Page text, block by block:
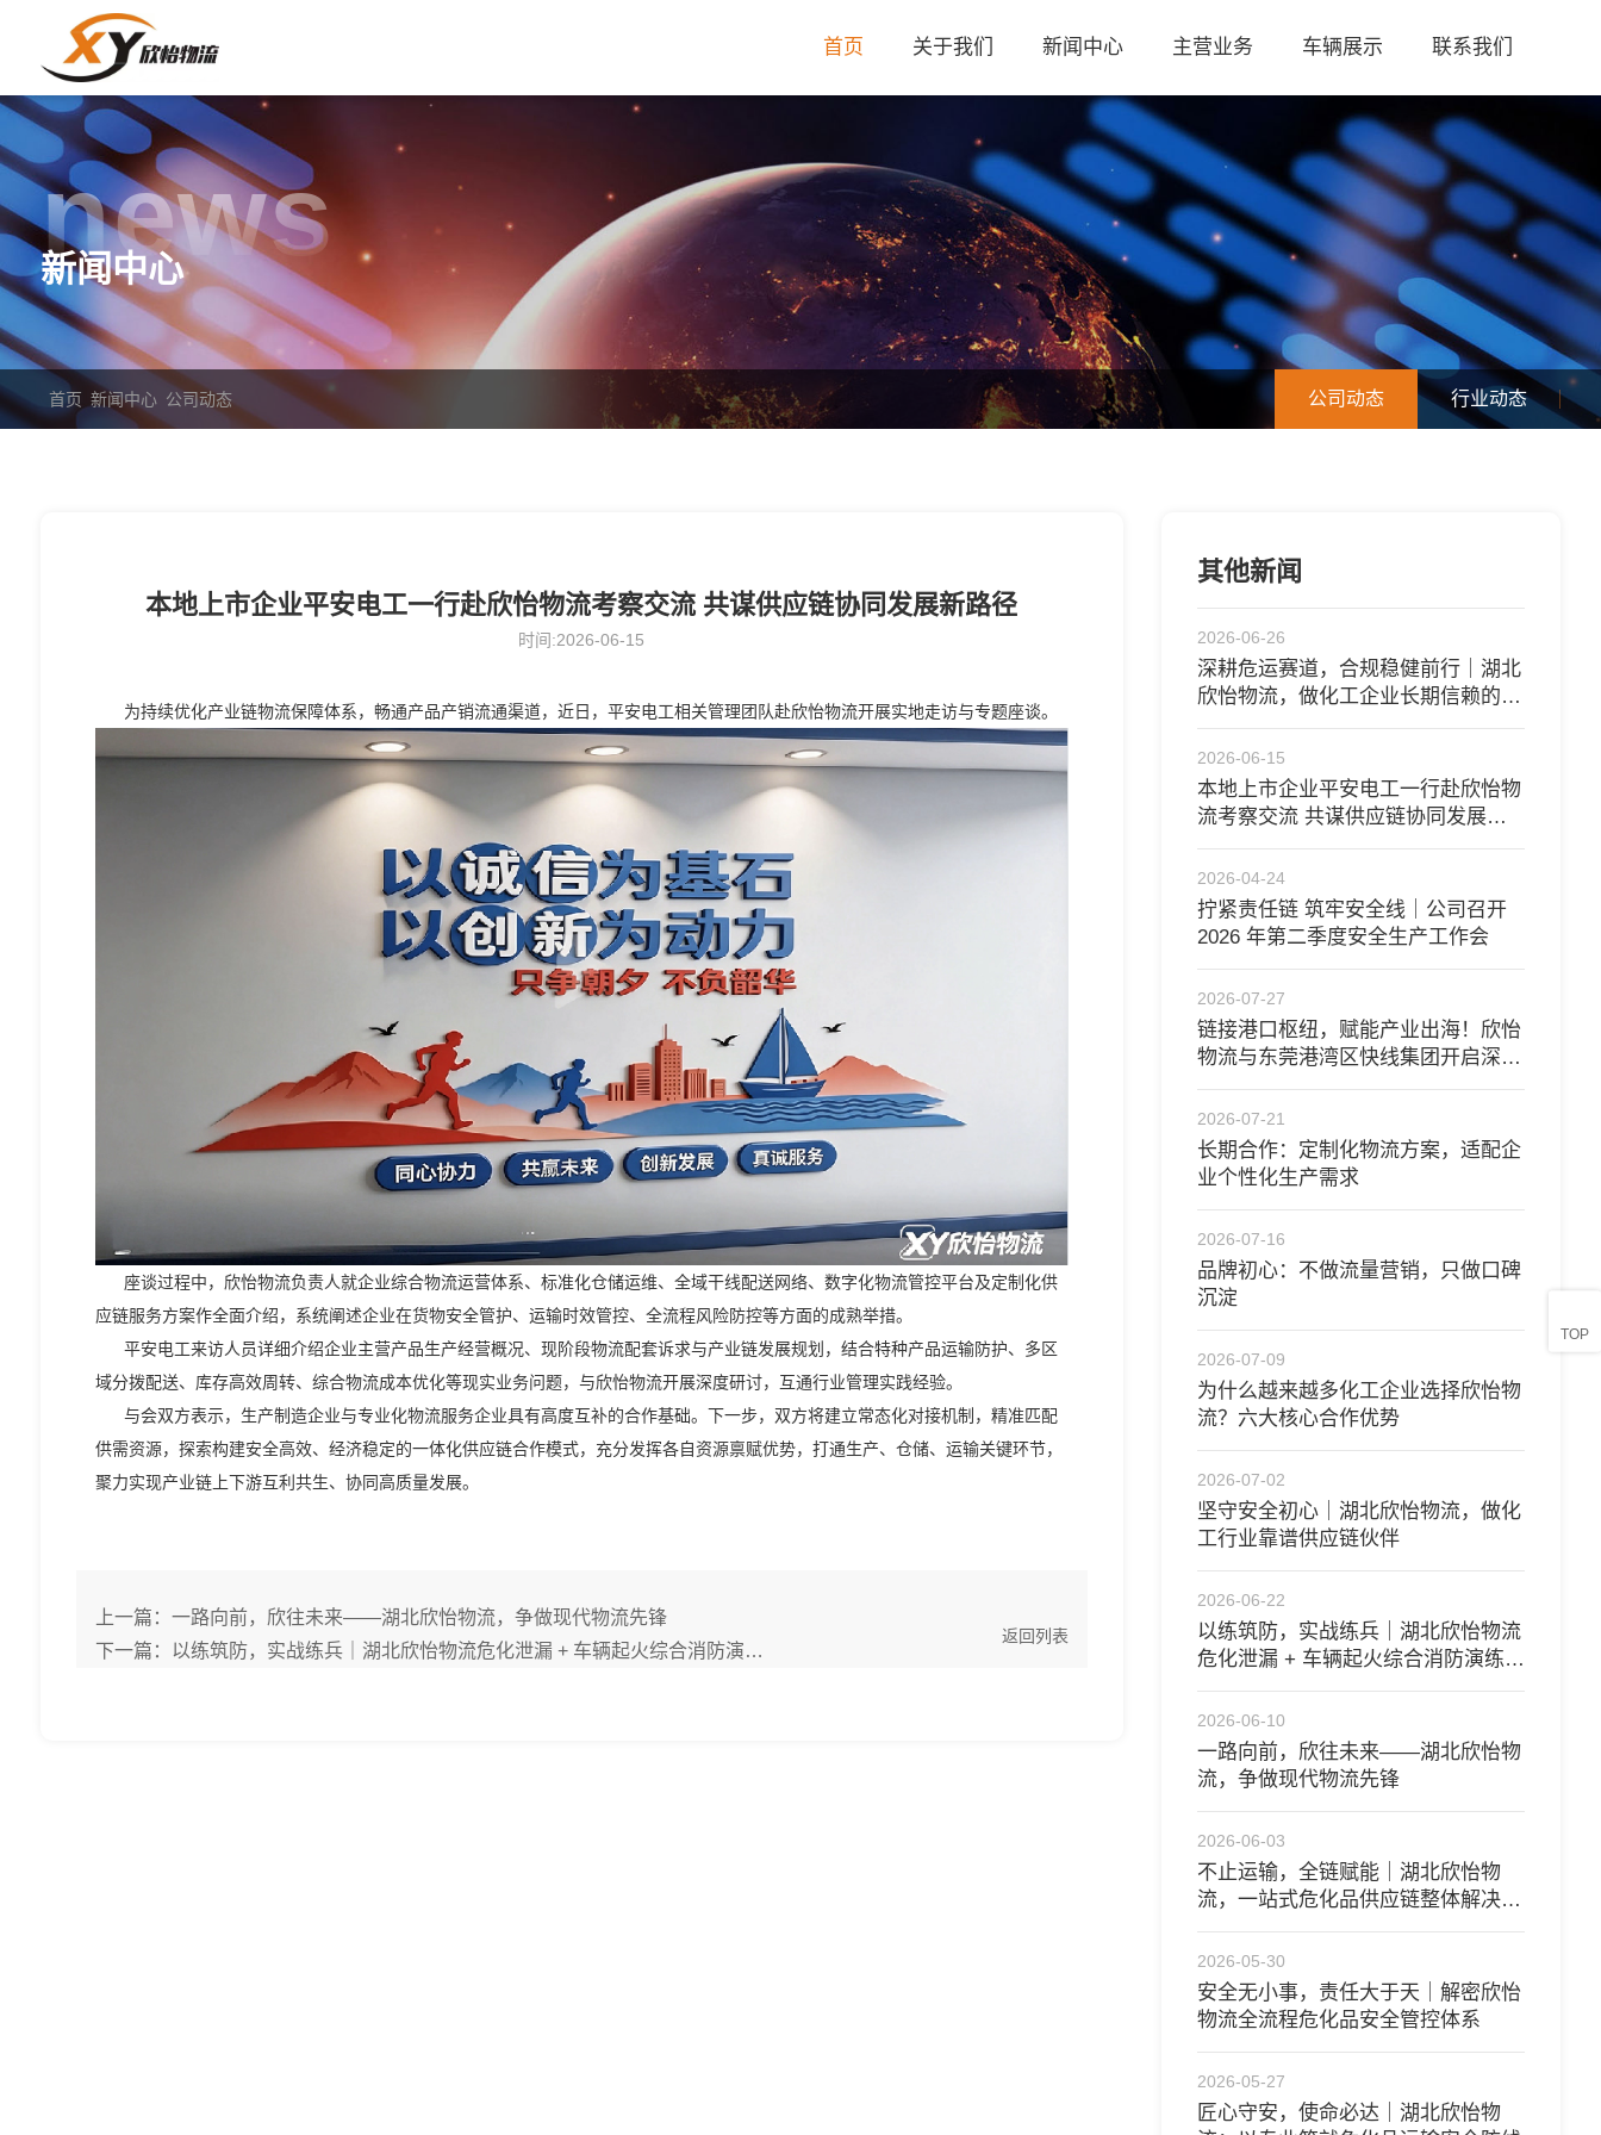
首页 关于我们
公司简介
荣誉资质
新闻中心
公司动态
行业动态
主营业务 车辆展示 联系我们
news
新闻中心
首页 新闻中心 公司动态 公司动态 行业动态
​本地上市企业平安电工一行赴欣怡物流考察交流 共谋供应链协同发展新路径
时间:2026-06-15
为持续优化产业链物流保障体系，畅通产品产销流通渠道，近日，平安电工相关管理团队赴欣怡物流开展实地走访与专题座谈。
座谈过程中，欣怡物流负责人就企业综合物流运营体系、标准化仓储运维、全域干线配送网络、数字化物流管控平台及定制化供
应链服务方案作全面介绍，系统阐述企业在货物安全管护、运输时效管控、全流程风险防控等方面的成熟举措。
平安电工来访人员详细介绍企业主营产品生产经营概况、现阶段物流配套诉求与产业链发展规划，结合特种产品运输防护、多区
域分拨配送、库存高效周转、综合物流成本优化等现实业务问题，与欣怡物流开展深度研讨，互通行业管理实践经验。
与会双方表示，生产制造企业与专业化物流服务企业具有高度互补的合作基础。下一步，双方将建立常态化对接机制，精准匹配
供需资源，探索构建安全高效、经济稳定的一体化供应链合作模式，充分发挥各自资源禀赋优势，打通生产、仓储、运输关键环节，
聚力实现产业链上下游互利共生、协同高质量发展。
上一篇： 一路向前，欣往未来——湖北欣怡物流，争做现代物流先锋
下一篇： 以练筑防，实战练兵｜湖北欣怡物流危化泄漏 + 车辆起火综合消防演练圆满开展
返回列表
其他新闻
2026-06-26
深耕危运赛道，合规稳健前行｜湖北
欣怡物流，做化工企业长期信赖的供
应链伙伴
2026-06-15
​本地上市企业平安电工一行赴欣怡物
流考察交流 共谋供应链协同发展新
路径
2026-04-24
拧紧责任链 筑牢安全线｜公司召开
2026 年第二季度安全生产工作会
2026-07-27
链接港口枢纽，赋能产业出海！欣怡
物流与东莞港湾区快线集团开启深度
合作
2026-07-21
长期合作：定制化物流方案，适配企
业个性化生产需求
2026-07-16
品牌初心：不做流量营销，只做口碑
沉淀
2026-07-09
为什么越来越多化工企业选择欣怡物
流？六大核心合作优势
2026-07-02
坚守安全初心｜湖北欣怡物流，做化
工行业靠谱供应链伙伴 ​
2026-06-22
以练筑防，实战练兵｜湖北欣怡物流
危化泄漏 + 车辆起火综合消防演练圆
满开展
2026-06-10
一路向前，欣往未来——湖北欣怡物
流，争做现代物流先锋
2026-06-03
不止运输，全链赋能｜湖北欣怡物
流，一站式危化品供应链整体解决方
案
2026-05-30
安全无小事，责任大于天｜解密欣怡
物流全流程危化品安全管控体系
2026-05-27
匠心守安，使命必达｜湖北欣怡物
TOP